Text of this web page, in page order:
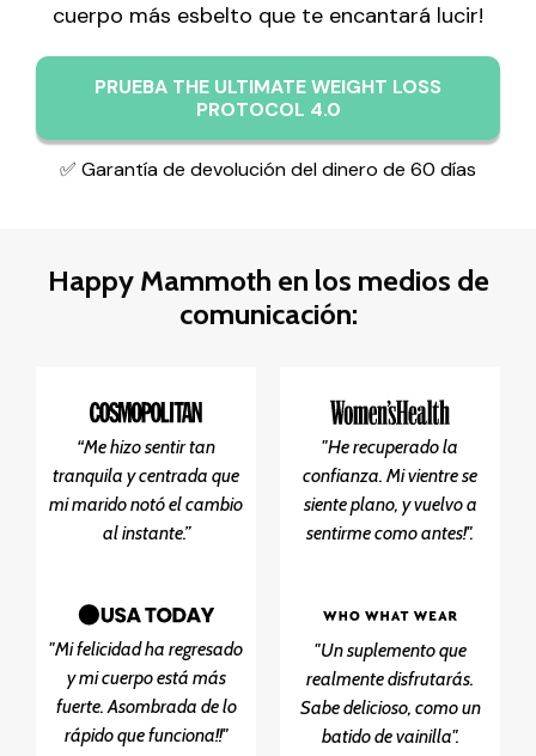
cuerpo más esbelto que te encantará lucir!
PRUEBA THE ULTIMATE WEIGHT LOSS
PROTOCOL 4.0
✅ Garantía de devolución del dinero de 60 días
Happy Mammoth en los medios de
comunicación:
“Me hizo sentir tan
tranquila y centrada que
mi marido notó el cambio
al instante.”
"Mi felicidad ha regresado
y mi cuerpo está más
fuerte. Asombrada de lo
rápido que funciona!!"
"He recuperado la
confianza. Mi vientre se
siente plano, y vuelvo a
sentirme como antes!".
"Un suplemento que
realmente disfrutarás.
Sabe delicioso, como un
batido de vainilla".